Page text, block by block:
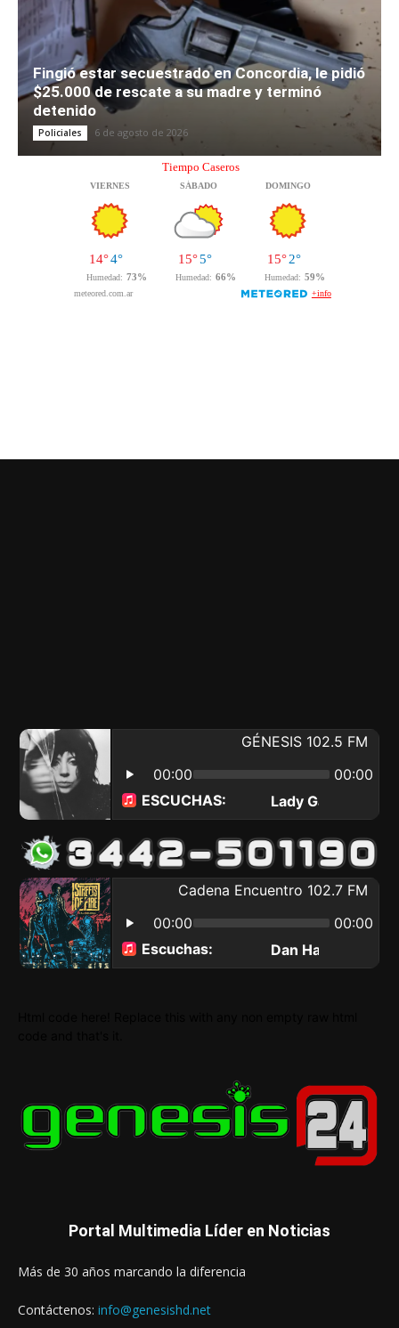
Fingió estar secuestrado en Concordia, le pidió
$25.000 de rescate a su madre y terminó
detenido
Policiales 6 de agosto de 2026
Portal Multimedia Líder en Noticias
Más de 30 años marcando la diferencia
Contáctenos: info@genesishd.net